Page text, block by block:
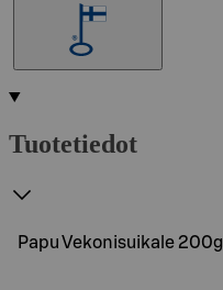
Tuotetiedot
Papu Vekonisuikale 200g